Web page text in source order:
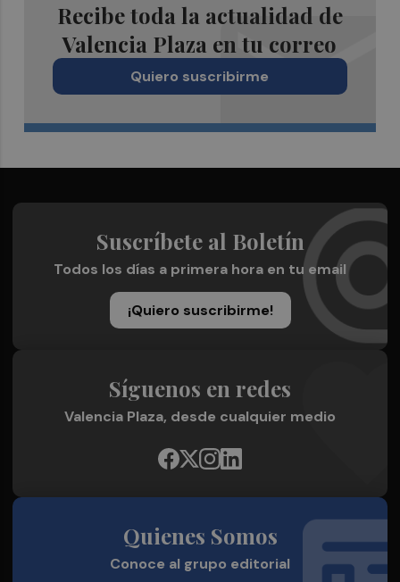
Recibe toda la actualidad de
Valencia Plaza en tu correo
Quiero suscribirme
Suscríbete al Boletín
Todos los días a primera hora en tu email
¡Quiero suscribirme!
Síguenos en redes
Valencia Plaza, desde cualquier medio
Quienes Somos
Conoce al grupo editorial